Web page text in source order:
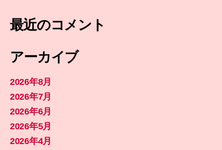
最近のコメント
アーカイブ
2026年8月
2026年7月
2026年6月
2026年5月
2026年4月